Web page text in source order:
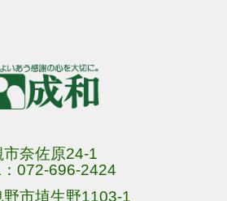
奈佐原24-1
072-696-2424
野市埴生野1103-1